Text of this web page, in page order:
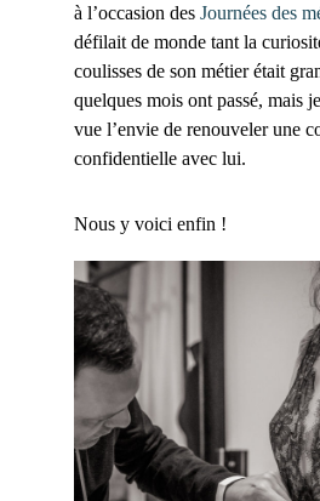
à l’occasion des Journées des
défilait de monde tant la
coulisses de son métier était
quelques mois ont passé, mais
vue l’envie de renouveler une
confidentielle avec lui.
Nous y voici enfin !